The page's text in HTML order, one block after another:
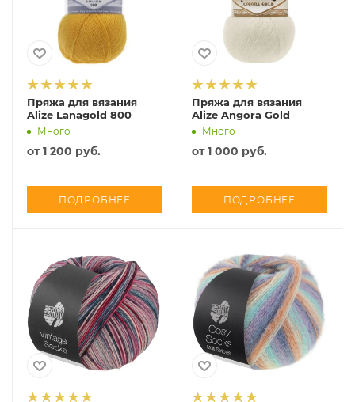
Пряжа для вязания
Alize Lanagold 800
Много
от1 200 руб.
ПОДРОБНЕЕ
Пряжа для вязания
Alize Angora Gold
Много
от1 000 руб.
ПОДРОБНЕЕ